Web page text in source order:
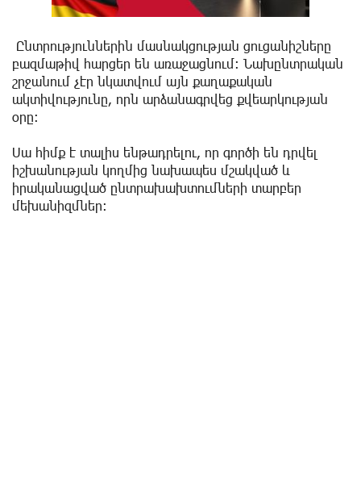
Ընտրություններին մասնակցության ցուցանիշները
բազմաթիվ հարցեր են առաջացնում։ Նախընտրական
շրջանում չէր նկատվում այն քաղաքական
ակտիվությունը, որն արձանագրվեց քվեարկության
օրը։
Սա հիմք է տալիս ենթադրելու, որ գործի են դրվել
իշխանության կողմից նախապես մշակված և
իրականացված ընտրախախտումների տարբեր
մեխանիզմներ։